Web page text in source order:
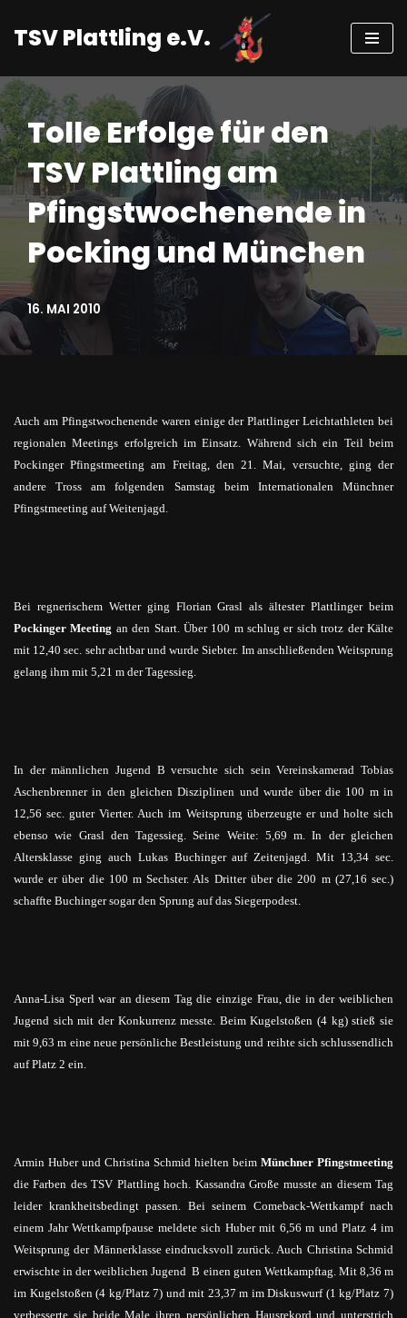
Zum
springen
TSV Plattling e.V.
Tolle Erfolge für den
TSV Plattling am
Pfingstwochenende in
Pocking und München
16. MAI 2010
Auch am Pfingstwochenende waren einige der Plattlinger Leichtathleten bei
regionalen Meetings erfolgreich im Einsatz. Während sich ein Teil beim
Pockinger Pfingstmeeting am Freitag, den 21. Mai, versuchte, ging der
andere Tross am folgenden Samstag beim Internationalen Münchner
Pfingstmeeting auf Weitenjagd.
Bei regnerischem Wetter ging Florian Grasl als ältester Plattlinger beim
Pockinger Meeting an den Start. Über 100 m schlug er sich trotz der Kälte
mit 12,40 sec. sehr achtbar und wurde Siebter. Im anschließenden Weitsprung
gelang ihm mit 5,21 m der Tagessieg.
In der männlichen Jugend B versuchte sich sein Vereinskamerad Tobias
Aschenbrenner in den gleichen Disziplinen und wurde über die 100 m in
12,56 sec. guter Vierter. Auch im Weitsprung überzeugte er und holte sich
ebenso wie Grasl den Tagessieg. Seine Weite: 5,69 m. In der gleichen
Altersklasse ging auch Lukas Buchinger auf Zeitenjagd. Mit 13,34 sec.
wurde er über die 100 m Sechster. Als Dritter über die 200 m (27,16 sec.)
schaffte Buchinger sogar den Sprung auf das Siegerpodest.
Anna-Lisa Sperl war an diesem Tag die einzige Frau, die in der weiblichen
Jugend sich mit der Konkurrenz messte. Beim Kugelstoßen (4 kg) stieß sie
mit 9,63 m eine neue persönliche Bestleistung und reihte sich schlussendlich
auf Platz 2 ein.
Armin Huber und Christina Schmid hielten beim Münchner Pfingstmeeting
die Farben des TSV Plattling hoch. Kassandra Große musste an diesem Tag
leider krankheitsbedingt passen. Bei seinem Comeback-Wettkampf nach
einem Jahr Wettkampfpause meldete sich Huber mit 6,56 m und Platz 4 im
Weitsprung der Männerklasse eindrucksvoll zurück. Auch Christina Schmid
erwischte in der weiblichen Jugend B einen guten Wettkampftag. Mit 8,36 m
im Kugelstoßen (4 kg/Platz 7) und mit 23,37 m im Diskuswurf (1 kg/Platz 7)
verbesserte sie beide Male ihren persönlichen Hausrekord und unterstrich